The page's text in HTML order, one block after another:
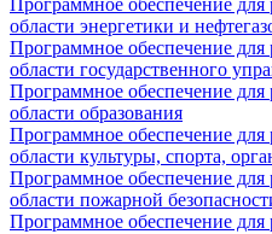
Программное обеспечение для
области энергетики и
Программное обеспечение для
области государственного
Программное обеспечение для
области образования
Программное обеспечение для
области культуры, спорта,
Программное обеспечение для
области пожарной
Программное обеспечение для